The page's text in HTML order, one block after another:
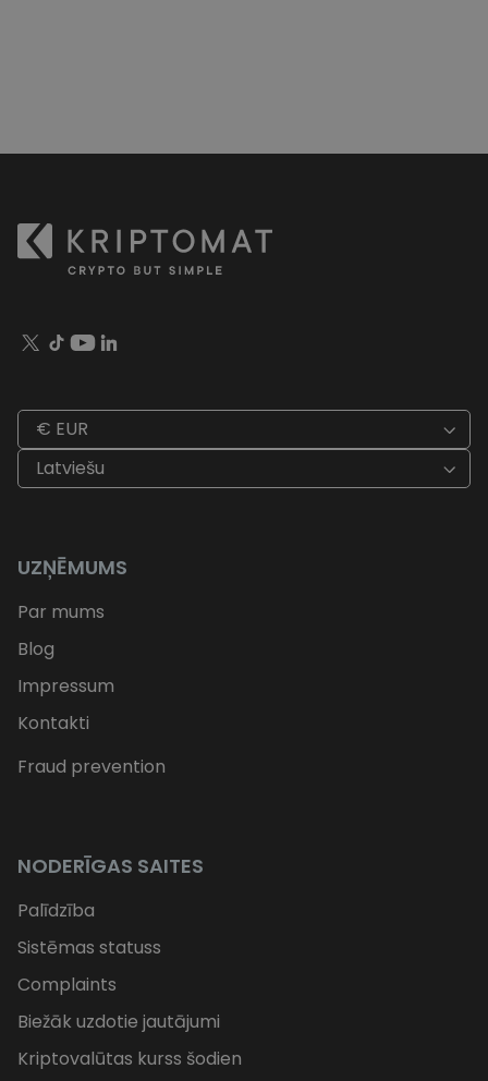
€ EUR
Latviešu
UZŅĒMUMS
Par mums
Blog
Impressum
Kontakti
Fraud prevention
NODERĪGAS SAITES
Palīdzība
Sistēmas statuss
Complaints
Biežāk uzdotie jautājumi
Kriptovalūtas kurss šodien